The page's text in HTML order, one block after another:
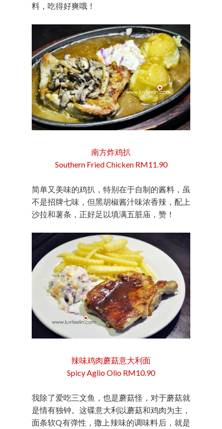
料，吃得好爽哦！
南方炸鸡扒
Southern Fried Chicken RM11.90
简单又美味的鸡扒，特别在于自制的酱料，虽
不是招牌七味，但黑胡椒酱汁味浓香辣，配上
沙拉和薯条，正好足以填满五脏庙，赞！
辣味鸡肉蘑菇意大利面
Spicy Aglio Olio RM10.90
我除了爱吃三文鱼，也是蘑菇怪，对于蘑菇就
是情有独钟。这碟意大利以蘑菇和鸡肉为主，
面条软Q有弹性，撒上辣味的调味料后，就是